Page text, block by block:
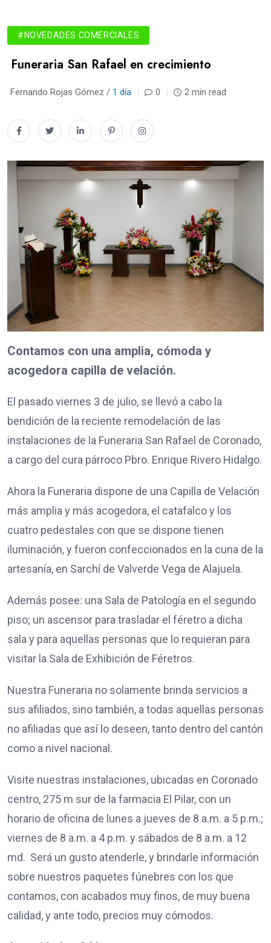
#NOVEDADES COMERCIALES
Funeraria San Rafael en crecimiento
Fernando Rojas Gómez / 1 día 0 2 min read
Contamos con una amplia, cómoda y
acogedora capilla de velación.
El pasado viernes 3 de julio, se llevó a cabo la
bendición de la reciente remodelación de las
instalaciones de la Funeraria San Rafael de Coronado,
a cargo del cura párroco Pbro. Enrique Rivero Hidalgo.
Ahora la Funeraria dispone de una Capilla de Velación
más amplia y más acogedora, el catafalco y los
cuatro pedestales con que se dispone tienen
iluminación, y fueron confeccionados en la cuna de la
artesanía, en Sarchí de Valverde Vega de Alajuela.
Además posee: una Sala de Patología en el segundo
piso; un ascensor para trasladar el féretro a dicha
sala y para aquellas personas que lo requieran para
visitar la Sala de Exhibición de Féretros.
Nuestra Funeraria no solamente brinda servicios a
sus afiliados, sino también, a todas aquellas personas
no afiliadas que así lo deseen, tanto dentro del cantón
como a nivel nacional.
Visite nuestras instalaciones, ubicadas en Coronado
centro, 275 m sur de la farmacia El Pilar, con un
horario de oficina de lunes a jueves de 8 a.m. a 5 p.m.;
viernes de 8 a.m. a 4 p.m. y sábados de 8 a.m. a 12
md. Será un gusto atenderle, y brindarle información
sobre nuestros paquetes fúnebres con los que
contamos, con acabados muy finos, de muy buena
calidad, y ante todo, precios muy cómodos.